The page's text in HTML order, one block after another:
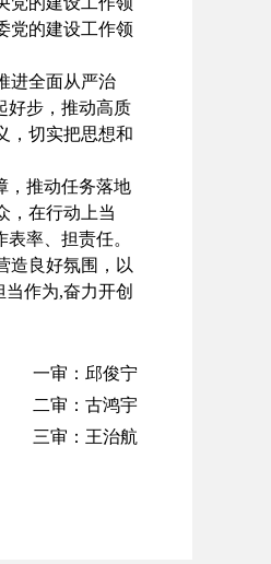
党的建设工作领
进全面从严治
好步，推动高质
，切实把思想和
，推动任务落地
，在行动上当
率、担责任。
造良好氛围，以
作为,奋力开创
一审：邱俊宁
二审：古鸿宇
三审：王治航